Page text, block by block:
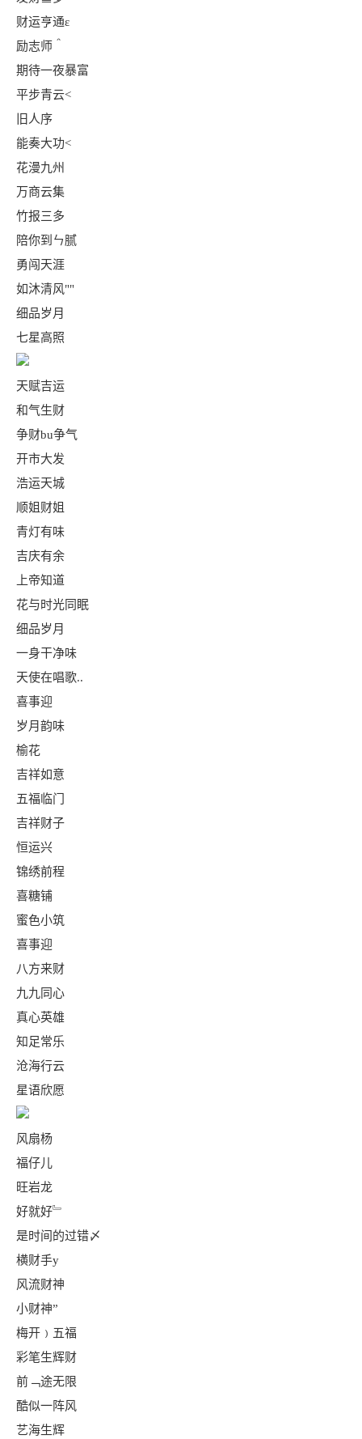
财运亨通ε
励志师＾
期待一夜暴富
平步青云<
旧人序
能奏大功<
花漫九州
万商云集
竹报三多
陪你到ㄣ腻
勇闯天涯
如沐清风""
细品岁月
七星高照
天赋吉运
和气生财
争财bu争气
开市大发
浩运天城
顺姐财姐
青灯有味
吉庆有余
上帝知道
花与时光同眠
细品岁月
一身干净味
天使在唱歌..
喜事迎
岁月韵味
榆花
吉祥如意
五福临门
吉祥财子
恒运兴
锦绣前程
喜糖铺
蜜色小筑
喜事迎
八方来财
九九同心
真心英雄
知足常乐
沧海行云
星语欣愿
风扇杨
福仔儿
旺岩龙
好就好﹄
是时间的过错〆
横财手y
风流财神
小财神”
梅开﹚五福
彩笔生辉财
前﹁途无限
酷似一阵风
艺海生辉